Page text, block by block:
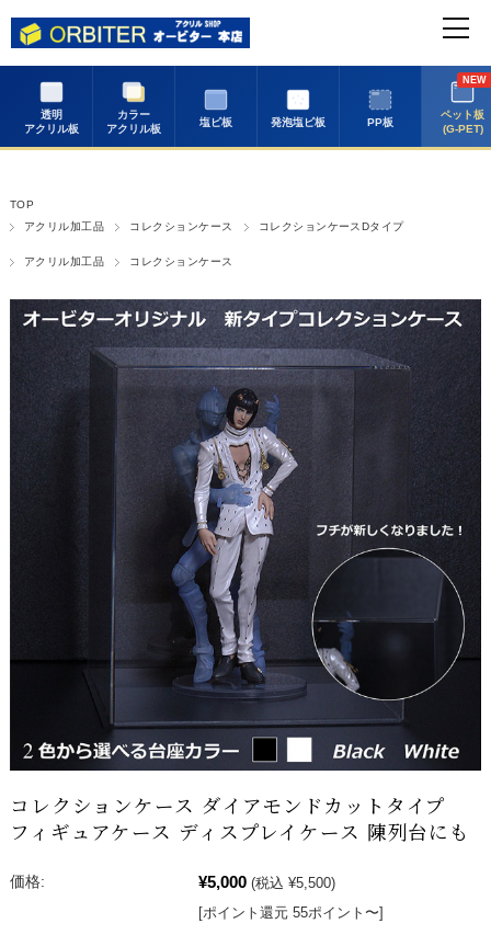
透明
アクリル板
カラー
アクリル板
塩ビ板 発泡塩ビ板 PP板
NEW
ペット板
(G-PET)
TOP
アクリル加工品
コレクションケース コレクションケースDタイプ
アクリル加工品 コレクションケース
コレクションケース ダイアモンドカットタイプ
フィギュアケース ディスプレイケース 陳列台にも
価格: ¥5,000 (税込 ¥5,500)
[ポイント還元 55ポイント〜]